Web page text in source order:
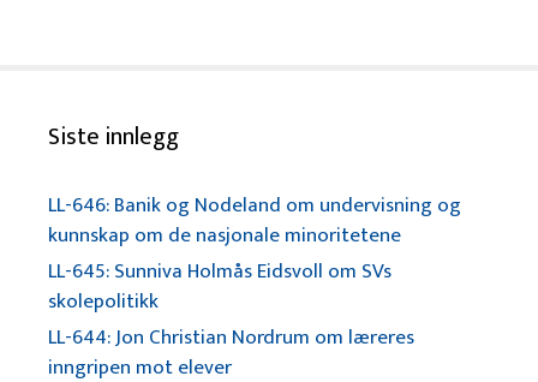
Siste innlegg
LL-646: Banik og Nodeland om undervisning og
kunnskap om de nasjonale minoritetene
LL-645: Sunniva Holmås Eidsvoll om SVs
skolepolitikk
LL-644: Jon Christian Nordrum om læreres
inngripen mot elever